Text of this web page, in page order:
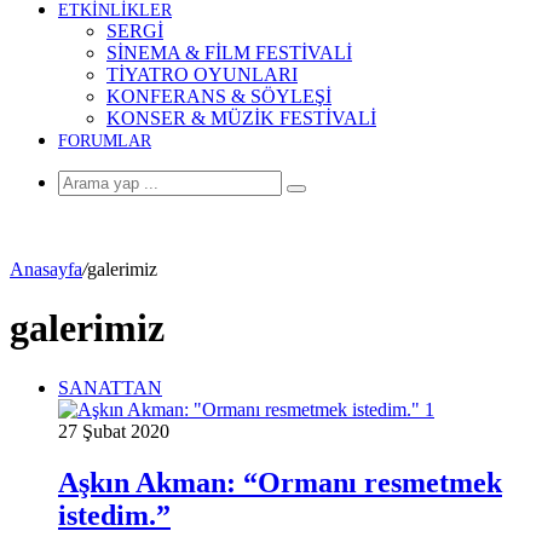
ETKİNLİKLER
SERGİ
SİNEMA & FİLM FESTİVALİ
TİYATRO OYUNLARI
KONFERANS & SÖYLEŞİ
KONSER & MÜZİK FESTİVALİ
FORUMLAR
Arama
Anasayfa/galerimiz
galerimiz
SANATTAN
27 Şubat 2020
Aşkın Akman: “Ormanı resmetmek
istedim.”